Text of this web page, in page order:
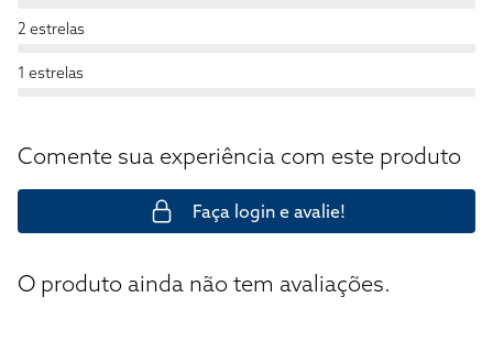
2 estrelas
1 estrelas
Comente sua experiência com este produto
Faça login e avalie!
O produto ainda não tem avaliações.